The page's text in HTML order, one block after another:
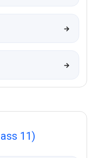
→
→
11)